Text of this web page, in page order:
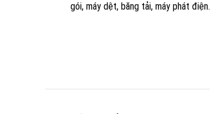
gói, máy dệt, băng tải, máy phát điện.